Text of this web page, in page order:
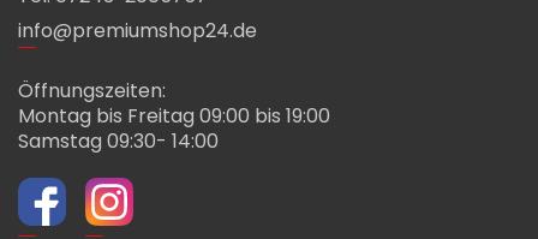
info@premiumshop24.de
Öffnungszeiten:
Montag bis Freitag 09:00 bis 19:00
Samstag 09:30- 14:00